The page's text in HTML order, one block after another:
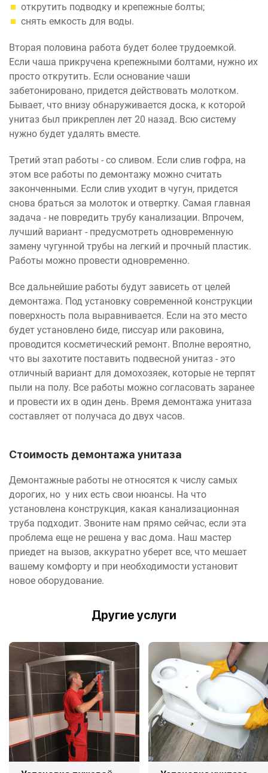
открутить подводку и крепежные болты;
снять емкость для воды.
Вторая половина работа будет более трудоемкой.
Если чаша прикручена крепежными болтами, нужно их
просто открутить. Если основание чаши
забетонировано, придется действовать молотком.
Бывает, что внизу обнаруживается доска, к которой
унитаз был прикреплен лет 20 назад. Всю систему
нужно будет удалять вместе.
Третий этап работы - со сливом. Если слив гофра, на
этом все работы по демонтажу можно считать
законченными. Если слив уходит в чугун, придется
снова браться за молоток и отвертку. Самая главная
задача - не повредить трубу канализации. Впрочем,
лучший вариант - предусмотреть одновременную
замену чугунной трубы на легкий и прочный пластик.
Работы можно провести одновременно.
Все дальнейшие работы будут зависеть от целей
демонтажа. Под установку современной конструкции
поверхность пола выравнивается. Если на это место
будет установлено биде, писсуар или раковина,
проводится косметический ремонт. Вполне вероятно,
что вы захотите поставить подвесной унитаз - это
отличный вариант для домохозяек, которые не терпят
пыли на полу. Все работы можно согласовать заранее
и провести их в один день. Время демонтажа унитаза
составляет от получаса до двух часов.
Стоимость демонтажа унитаза
Демонтажные работы не относятся к числу самых
дорогих, но у них есть свои нюансы. На что
установлена конструкция, какая канализационная
труба подходит. Звоните нам прямо сейчас, если эта
проблема еще не решена у вас дома. Наш мастер
приедет на вызов, аккуратно уберет все, что мешает
вашему комфорту и при необходимости установит
новое оборудование.
Другие услуги